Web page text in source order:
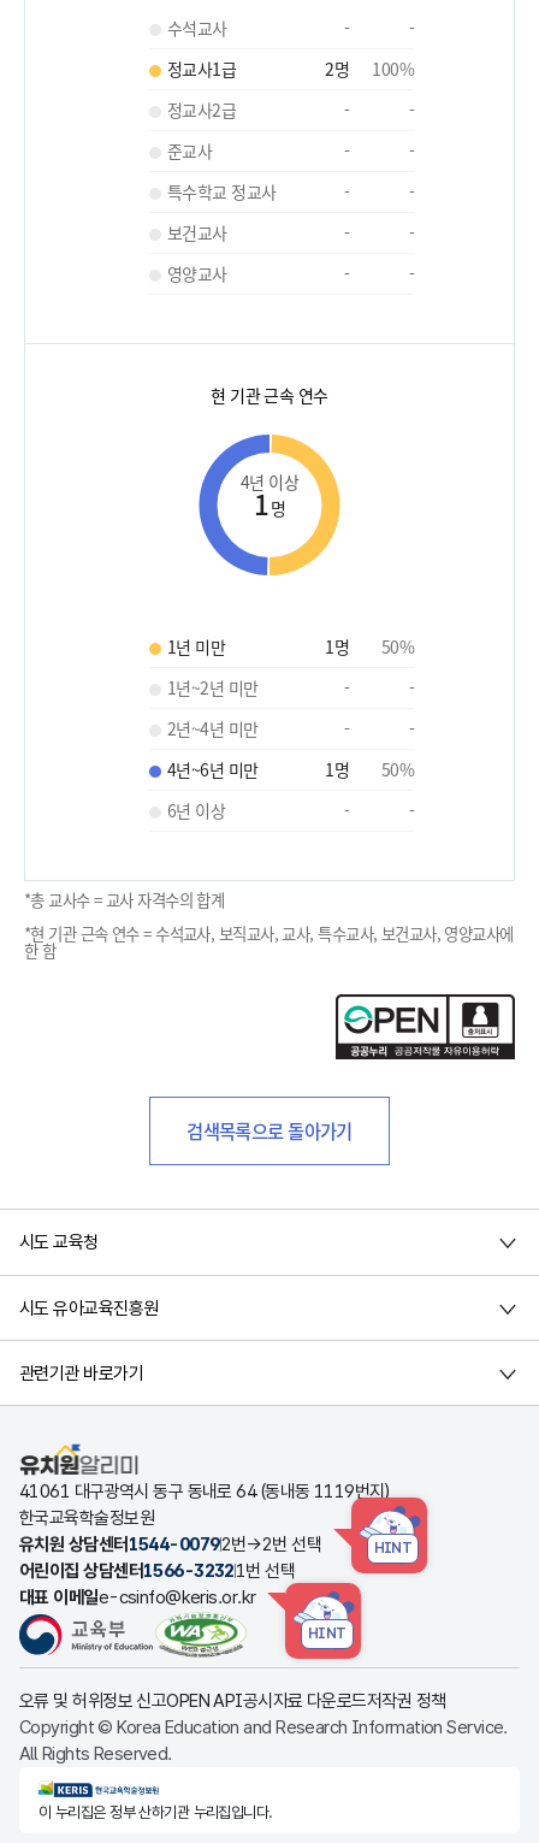
수석교사 -
-
정교사1급
2명 100%
정교사2급
-
-
준교사
-
-
특수학교 정교사
-
-
보건교사
-
-
영양교사
- -
현 기관 근속 연수
4년 이상
1명
1년 미만 1명 50%
1년~2년 미만
-
-
2년~4년 미만
-
-
4년~6년 미만
1명 50%
6년 이상
- -
*총 교사수 = 교사 자격수의 합계
*현 기관 근속 연수 = 수석교사, 보직교사, 교사, 특수교사, 보건교사, 영양교사에
한 함
검색목록으로 돌아가기
시도 교육청
시도 유아교육진흥원
관련기관 바로가기
유치원알리미
41061 대구광역시 동구 동내로 64 (동내동 1119번지)
한국교육학술정보원
유치원 상담센터 1544-00792번→2번 선택 HINT
어린이집 상담센터1566-32321번 선택
대표 이메일e-csinfo@keris.or.kr
HINT
오류 및 허위정보 신고OPEN API공시자료 다운로드저작권 정책
Copyright © Korea Education and Research Information Service.
All Rights Reserved.
KERIS한국교육학술정보원
이 누리집은 정부 산하기관 누리집입니다.